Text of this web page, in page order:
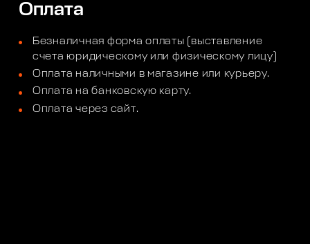
Оплата
Безналичная форма оплаты (выставление
счета юридическому или физическому лицу)
Оплата наличными в магазине или курьеру.
Оплата на банковскую карту.
Оплата через сайт.